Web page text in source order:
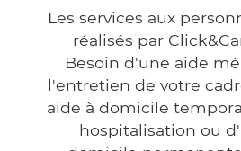
Les services aux
réalisés par
Besoin d'une aide
l'entretien de votre
aide à domicile
hospitalisation ou